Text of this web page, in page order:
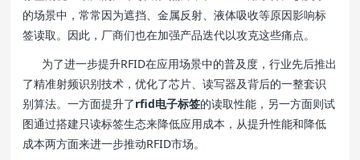
的场景中，常常因为遮挡、金属反射、液体吸收等原因影响标
签读取。因此，厂商们也在加强产品迭代以攻克这些痛点。
为了进一步提升RFID在应用场景中的普及度，行业先后推出
了精准射频识别技术，优化了芯片、读写器及背后的一整套识
别算法。一方面提升了rfid电子标签的读取性能，另一方面则试
图通过搭建只读标签生态来降低应用成本，从提升性能和降低
成本两方面来进一步推动RFID市场。